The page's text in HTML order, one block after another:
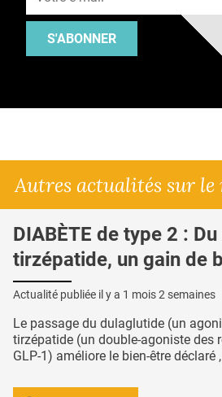
S'ABONNER
Autres actualités sur le
DIABÈTE de type 2 :
tirzépatide, un gain de
Actualité publiée il y a 1 mois 2 semaines
Le passage du dulaglutide (un
tirzépatide (un double-agoniste des
GLP-1) améliore le bien-être déclaré